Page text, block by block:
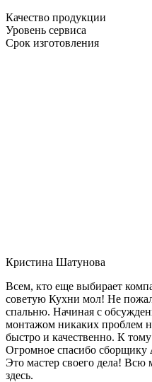
Качество продукции
Уровень сервиса
Срок изготовления
Кристина Шатунова
Всем, кто еще выбирает
советую Кухни мол! Не
спальню. Начиная с
монтажом никаких проблем
быстро и качественно. К
Огромное спасибо сборщику
Это мастер своего дела! Всю
здесь.